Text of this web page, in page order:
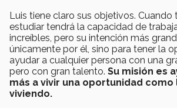
Luis tiene claro sus objetivos. Cuando
estudiar tendrá la capacidad de
increíbles, pero su intención más
únicamente por él, sino para tener la
ayudar a cualquier persona con una
pero con gran talento. Su misión es
más a vivir una oportunidad
viviendo.